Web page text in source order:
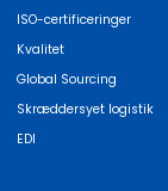
ISO-certificeringer
Kvalitet
Global Sourcing
Skræddersyet logistik
EDI